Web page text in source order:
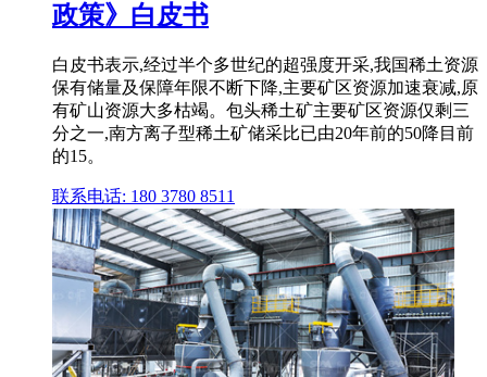
政策》白皮书
白皮书表示,经过半个多世纪的超强度开采,我国稀土资源
保有储量及保障年限不断下降,主要矿区资源加速衰减,原
有矿山资源大多枯竭。包头稀土矿主要矿区资源仅剩三
分之一,南方离子型稀土矿储采比已由20年前的50降目前
的15。
联系电话: 180 3780 8511